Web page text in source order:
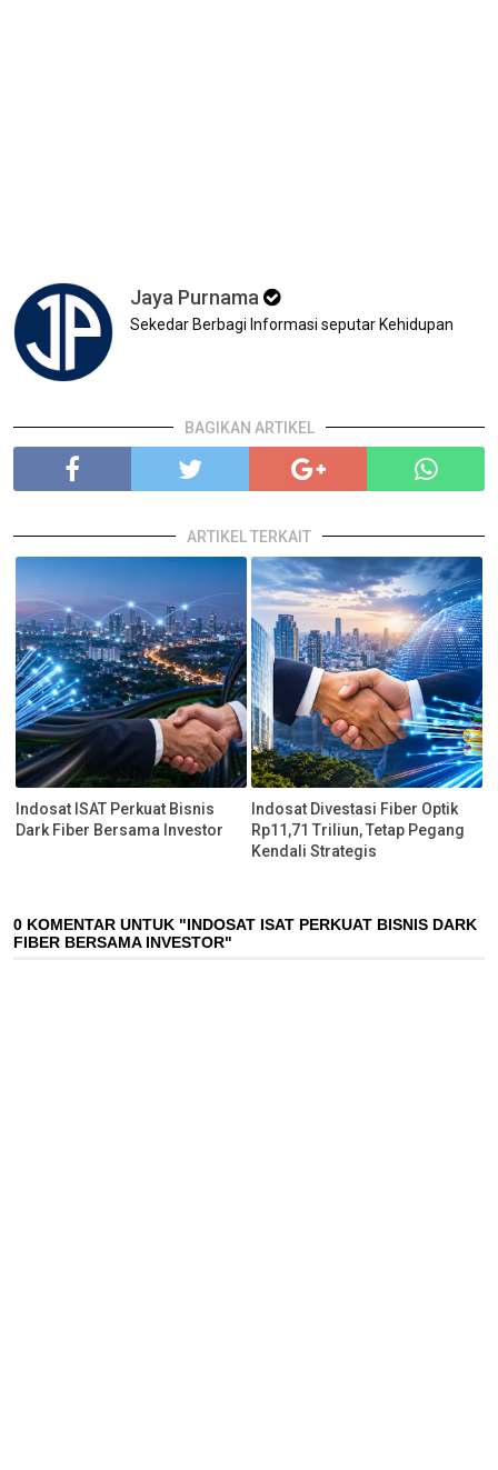
Jaya Purnama
Sekedar Berbagi Informasi seputar Kehidupan
BAGIKAN ARTIKEL
ARTIKEL TERKAIT
Indosat ISAT Perkuat Bisnis
Dark Fiber Bersama Investor
Indosat Divestasi Fiber Optik
Rp11,71 Triliun, Tetap Pegang
Kendali Strategis
0 KOMENTAR UNTUK "INDOSAT ISAT PERKUAT BISNIS DARK
FIBER BERSAMA INVESTOR"